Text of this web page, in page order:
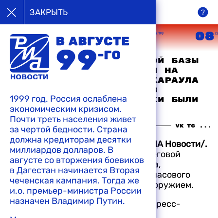
в августе
99-го
05 08’99 06 08’99 08
Двое матросов береговой базы
Северного флота напали на
часового внутреннего караула
и завладели оружием, в
перестрелке преступники были
уничтожены
10:34 06-08-1999
МОСКВА, 6 августа, 1999. /Корр. РИА Новости/.
Сегодня ночью двое матросов береговой
технической базы Северного флота,
вооруженные топором, напали на часового
внутреннего караула и завладели оружием.
Об этом РИА Новости сообщили в пресс-
центре ВМФ России. В результате
ЗАКРЫТЬ
1999 год. Россия ослаблена
экономическим кризисом.
Почти треть населения живет
за чертой бедности. Страна
должна кредиторам десятки
миллиардов долларов. В
августе со вторжения боевиков
в Дагестан начинается Вторая
чеченская кампания. Тогда же
и.о. премьер-министра России
назначен Владимир Путин.